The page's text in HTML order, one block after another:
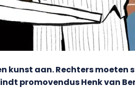
kunst aan. Rechters
promovendus Henk van